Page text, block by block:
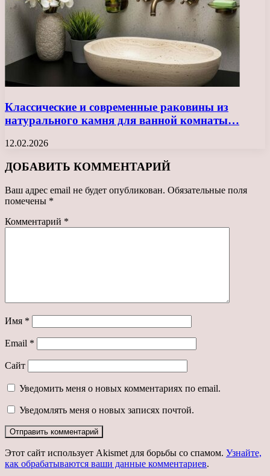
Классические и современные раковины из
натурального камня для ванной комнаты…
12.02.2026
ДОБАВИТЬ КОММЕНТАРИЙ
Ваш адрес email не будет опубликован. Обязательные поля
помечены *
Комментарий *
Имя *
Email *
Сайт
Уведомить меня о новых комментариях по email.
Уведомлять меня о новых записях почтой.
Этот сайт использует Akismet для борьбы со спамом. Узнайте,
как обрабатываются ваши данные комментариев.